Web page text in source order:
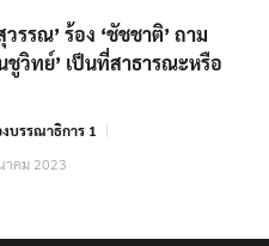
วรรณ’ ร้อง ‘ชัชชาติ’ ถาม
ชูวิทย์’ เป็นที่สาธารณะหรือ
บรรณาธิการ 1
าคม 2023